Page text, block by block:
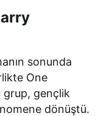
sonunda
One
grup, gençlik
dönüştü.